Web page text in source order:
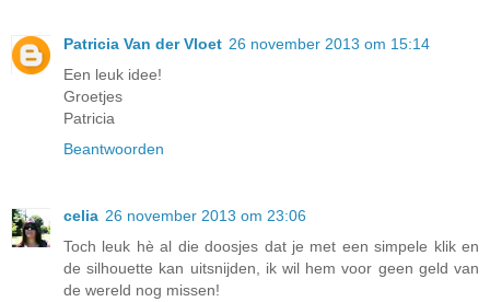
Patricia Van der Vloet 26 november 2013 om 15:14
Een leuk idee!
Groetjes
Patricia
Beantwoorden
celia 26 november 2013 om 23:06
Toch leuk hè al die doosjes dat je met een simpele klik en
de silhouette kan uitsnijden, ik wil hem voor geen geld van
de wereld nog missen!